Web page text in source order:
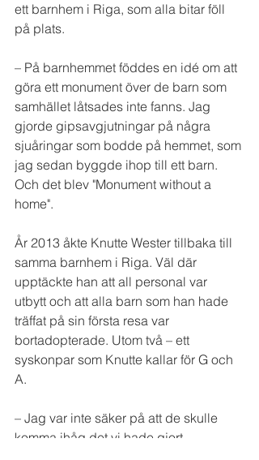
ett barnhem i Riga, som alla bitar föll
på plats.
– På barnhemmet föddes en idé om att
göra ett monument över de barn som
samhället låtsades inte fanns. Jag
gjorde gipsavgjutningar på några
sjuåringar som bodde på hemmet, som
jag sedan byggde ihop till ett barn.
Och det blev "Monument without a
home".
År 2013 åkte Knutte Wester tillbaka till
samma barnhem i Riga. Väl där
upptäckte han att all personal var
utbytt och att alla barn som han hade
träffat på sin första resa var
bortadopterade. Utom två – ett
syskonpar som Knutte kallar för G och
A.
– Jag var inte säker på att de skulle
komma ihåg det vi hade gjort